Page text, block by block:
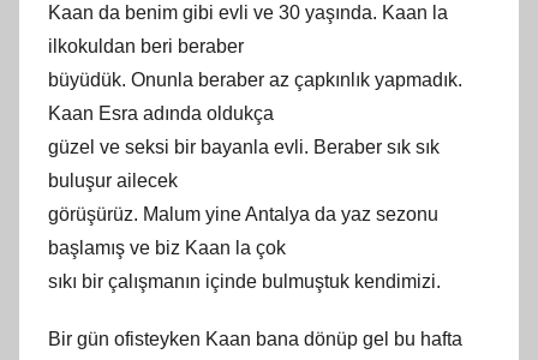
Kaan da benim gibi evli ve 30 yaşında. Kaan la
ilkokuldan beri beraber
büyüdük. Onunla beraber az çapkınlık yapmadık.
Kaan Esra adında oldukça
güzel ve seksi bir bayanla evli. Beraber sık sık
buluşur ailecek
görüşürüz. Malum yine Antalya da yaz sezonu
başlamış ve biz Kaan la çok
sıkı bir çalışmanın içinde bulmuştuk kendimizi.
Bir gün ofisteyken Kaan bana dönüp gel bu hafta